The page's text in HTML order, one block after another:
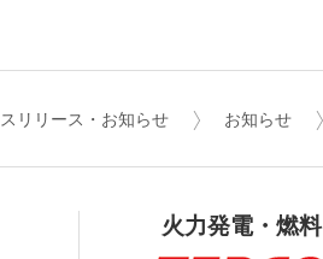
リリース・お知らせ お知らせ
火力発電・燃料